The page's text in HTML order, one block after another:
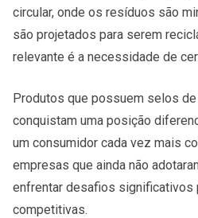
circular, onde os resíduos são
são projetados para serem
relevante é a necessidade de
Produtos que possuem selos
conquistam uma posição
um consumidor cada vez mais
empresas que ainda não
enfrentar desafios significativos
competitivas.